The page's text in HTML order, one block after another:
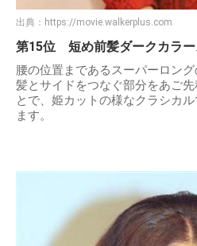
出典： https://movie.walkerplus.com
第15位 短め前髪ダークカラ
腰の位置まであるスーパーロン
髪とサイドをつなぐ部分をあご
とで、姫カットの様なクラシカ
ます。